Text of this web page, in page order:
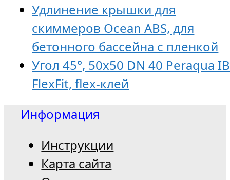
Удлинение крышки для
скиммеров Ocean ABS, для
бетонного бассейна с пленкой
Угол 45°, 50х50 DN 40 Peraqua
FlexFit, flex-клей
Информация
Инструкции
Карта сайта